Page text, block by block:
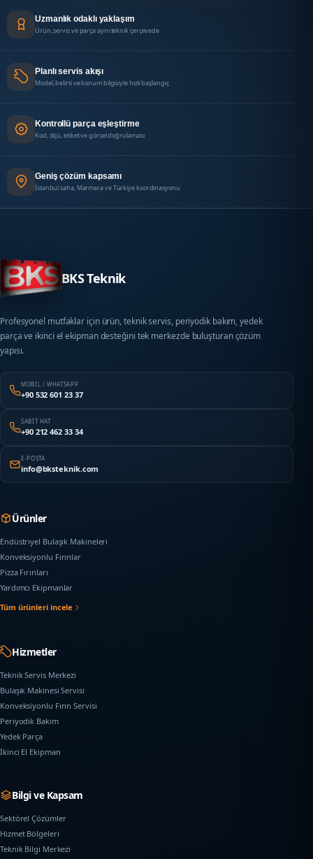
Uzmanlık odaklı yaklaşım
Ürün, servis ve parça aynı teknik çerçevede
Planlı servis akışı
Model, belirti ve konum bilgisiyle hızlı başlangıç
Kontrollü parça eşleştirme
Kod, ölçü, etiket ve görsel doğrulaması
Geniş çözüm kapsamı
İstanbul saha, Marmara ve Türkiye koordinasyonu
BKS Teknik
Profesyonel mutfaklar için ürün, teknik servis, periyodik bakım, yedek
parça ve ikinci el ekipman desteğini tek merkezde buluşturan çözüm
yapısı.
MOBIL / WHATSAPP
+90 532 601 23 37
SABIT HAT
+90 212 462 33 34
E-POSTA
info@bksteknik.com
Ürünler
Endüstriyel Bulaşık Makineleri
Konveksiyonlu Fırınlar
Pizza Fırınları
Yardımcı Ekipmanlar
Tüm ürünleri incele
Hizmetler
Teknik Servis Merkezi
Bulaşık Makinesi Servisi
Konveksiyonlu Fırın Servisi
Periyodik Bakım
Yedek Parça
İkinci El Ekipman
Bilgi ve Kapsam
Sektörel Çözümler
Hizmet Bölgeleri
Teknik Bilgi Merkezi